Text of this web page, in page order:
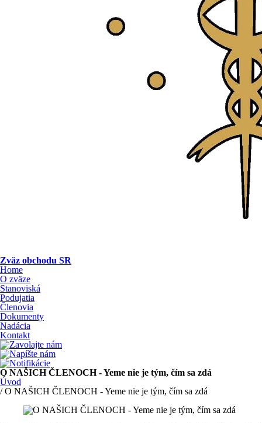
Zväz obchodu SR
Home
O zväze
Stanoviská
Podujatia
Členovia
Dokumenty
Nadácia
Kontakt
O NAŠICH ČLENOCH - Yeme nie je tým, čím sa zdá
Úvod
/ O NAŠICH ČLENOCH - Yeme nie je tým, čím sa zdá